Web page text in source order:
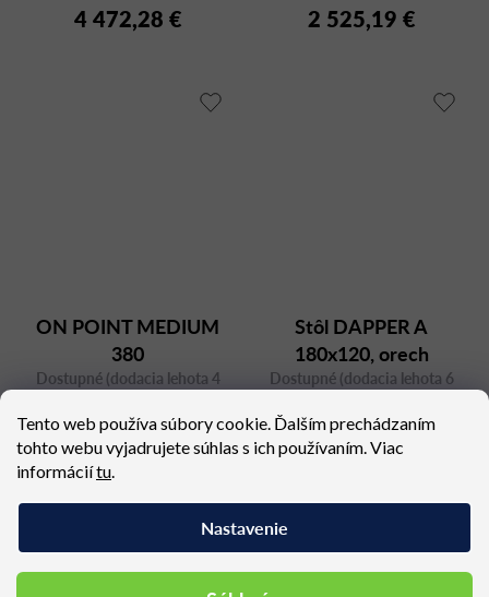
Tento web používa súbory cookie. Ďalším prechádzaním
tohto webu vyjadrujete súhlas s ich používaním. Viac
informáciítu.
Nastavenie
4 472,28 € 2 525,19 €
ON POINT MEDIUM
380
Dostupné (dodacia lehota 4
4 270,56 €
Stôl DAPPER A
180x120, orech
Dostupné (dodacia lehota 6
3 157,41 €
Podobné produkty